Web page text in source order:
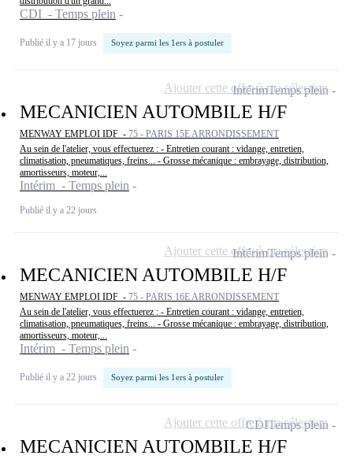
CDI - Temps plein
Publié il y a 17 jours Soyez parmi les 1ers à postuler
MECANICIEN AUTOMBILE H/F
MENWAY EMPLOI IDF - 75 - PARIS 15E ARRONDISSEMENT
Au sein de l'atelier, vous effectuerez : - Entretien courant : vidange, entretien,
climatisation, pneumatiques, freins... - Grosse mécanique : embrayage, distribution,
amortisseurs, moteur,...
Intérim - Temps plein
Publié il y a 22 jours
IntérimTemps plein
Ajouter cette offre à ma sélection
MECANICIEN AUTOMBILE H/F
MENWAY EMPLOI IDF - 75 - PARIS 16E ARRONDISSEMENT
Au sein de l'atelier, vous effectuerez : - Entretien courant : vidange, entretien,
climatisation, pneumatiques, freins... - Grosse mécanique : embrayage, distribution,
amortisseurs, moteur,...
Intérim - Temps plein
Publié il y a 22 jours Soyez parmi les 1ers à postuler
IntérimTemps plein
Ajouter cette offre à ma sélection
MECANICIEN AUTOMBILE H/F
CDITemps plein
Ajouter cette offre à ma sélection